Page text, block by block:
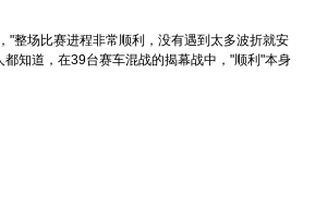
"整场比赛进程非常顺利，没有遇到太多波折就安
知道，在39台赛车混战的揭幕战中，"顺利"本身